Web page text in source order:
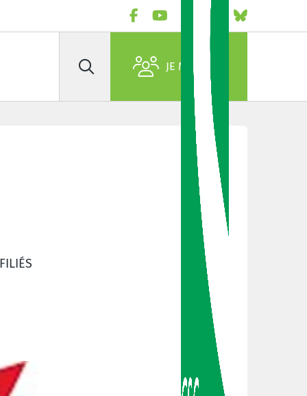
Rechercher JE M'AFFILIE